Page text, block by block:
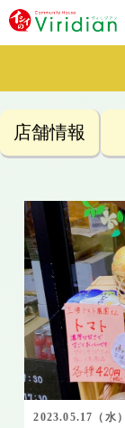
店舗情報
2023.05.17（水）